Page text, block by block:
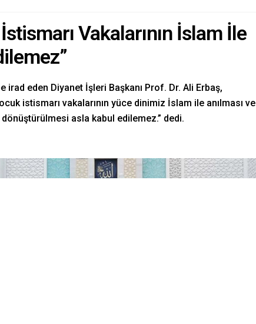
Vakalarının İslam İle
irad eden Diyanet İşleri Başkanı Prof. Dr. Ali Erbaş,
istismarı vakalarının yüce dinimiz İslam ile anılması ve
asla kabul edilemez.” dedi.